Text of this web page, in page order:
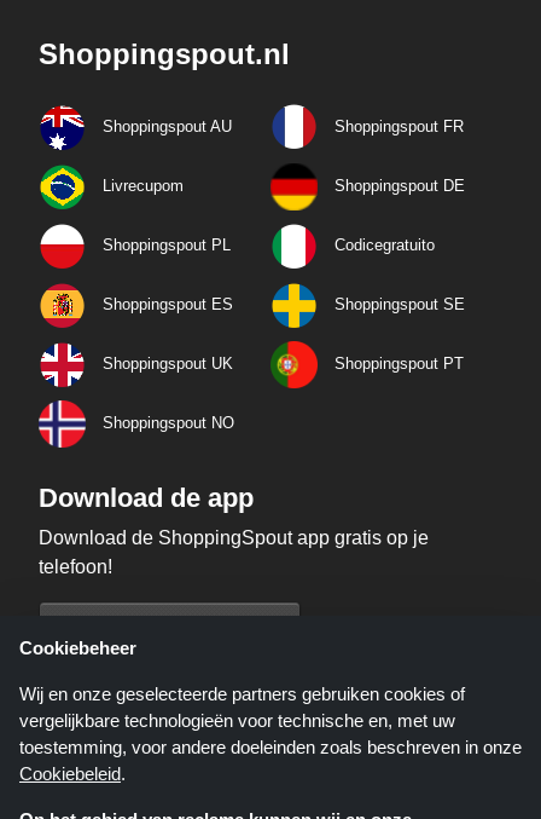
Shoppingspout.nl
Shoppingspout AU Shoppingspout FR
Livrecupom Shoppingspout DE
Shoppingspout PL Codicegratuito
Shoppingspout ES Shoppingspout SE
Shoppingspout UK Shoppingspout PT
Shoppingspout NO
Download de app
Download de ShoppingSpout app gratis op je
telefoon!
Cookiebeheer
Wij en onze geselecteerde partners gebruiken cookies of
vergelijkbare technologieën voor technische en, met uw
toestemming, voor andere doeleinden zoals beschreven in onze
Cookiebeleid.